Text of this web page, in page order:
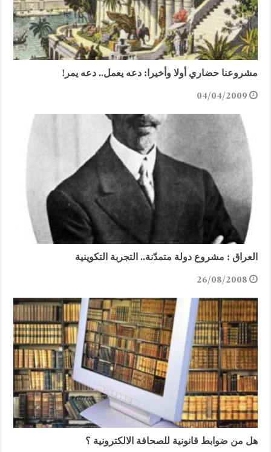
مشروعنا حضاري أولا وأخيرا: دعه يعمل.. دعه يمر!
04/04/2009
العراق : مشروع دولة متمدّنة.. التجربة التكوينية
26/08/2008
هل من ضوابط قانونية للصحافة الالكترونية ؟